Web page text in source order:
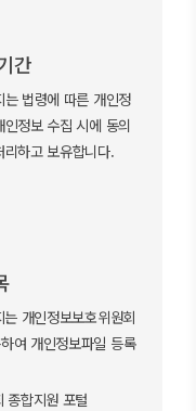
간
법령에 따른 개인정
정보 수집 시에 동의
하고 보유합니다.
개인정보보호위원회
여 개인정보파일 등록
종합지원 포털